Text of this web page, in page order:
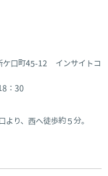
ケ口町45-12 インサイトコ
：30
り、西へ徒歩約５分。